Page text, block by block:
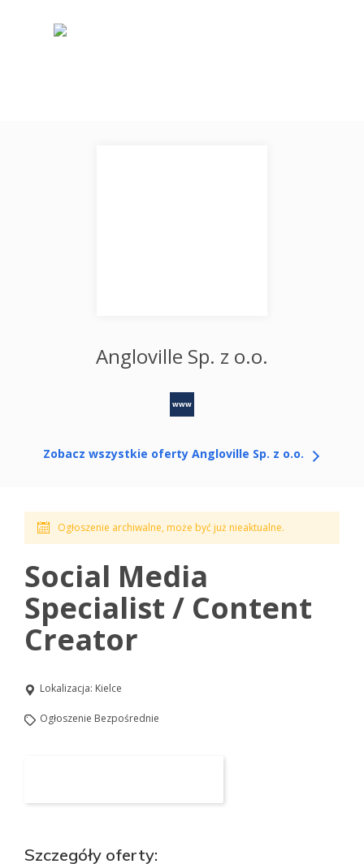
Ogłoszenie archiwalne, może być już nieaktualne.
Social Media
Specialist / Content
Creator
Lokalizacja: Kielce
Ogłoszenie Bezpośrednie
Szczegóły oferty:
Angloville Sp. z o.o.
www
Zobacz wszystkie oferty Angloville Sp. z o.o.